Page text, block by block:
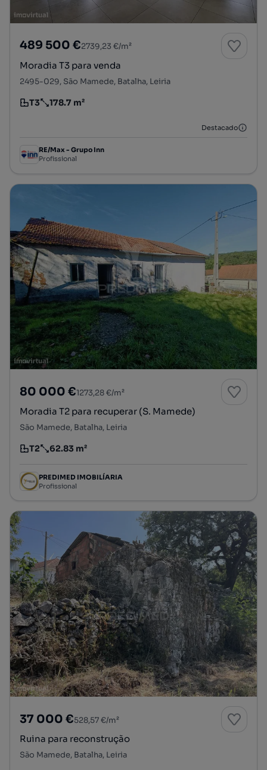
489 500 €2739,23 €/m²
Moradia T3 para venda
2495-029, São Mamede, Batalha, Leiria
Tipologia
T3
Preço por metro quadrado
178.7 m²
Destacado
RE/Max - Grupo Inn
Profissional
80 000 €1273,28 €/m²
Moradia T2 para recuperar (S. Mamede)
São Mamede, Batalha, Leiria
Tipologia
T2
Preço por metro quadrado
62.83 m²
PREDIMED IMOBILÍARIA
Profissional
37 000 €528,57 €/m²
Ruina para reconstrução
São Mamede, Batalha, Leiria